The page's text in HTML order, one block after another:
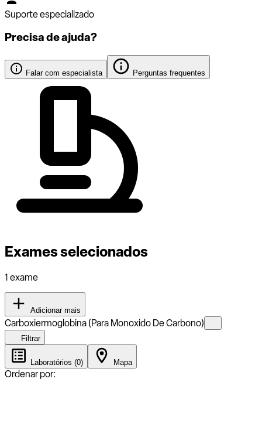
Suporte especializado
Precisa de ajuda?
Falar com especialista Perguntas frequentes
Exames selecionados
1 exame
Adicionar mais
Carboxiermoglobina (Para Monoxido De Carbono)
Filtrar
Laboratórios (0) Mapa
Ordenar por: